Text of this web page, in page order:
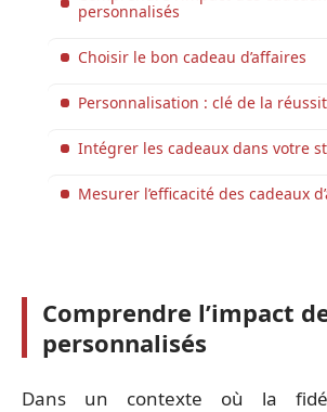
personnalisés
Choisir le bon cadeau d’affaires
Personnalisation : clé de la
Intégrer les cadeaux dans votre
Mesurer l’efficacité des cadeaux
Comprendre l’impact
personnalisés
Dans un contexte où la